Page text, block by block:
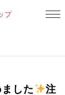
プ
した
注